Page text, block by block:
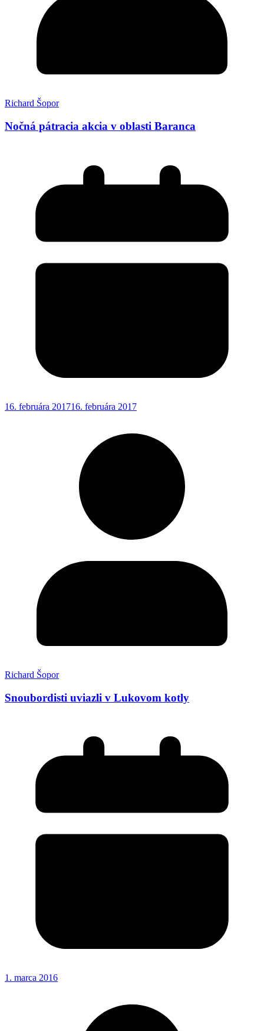
Richard Šopor
Nočná pátracia akcia v oblasti Baranca
16. februára 201716. februára 2017
Richard Šopor
Snoubordisti uviazli v Lukovom kotly
1. marca 2016